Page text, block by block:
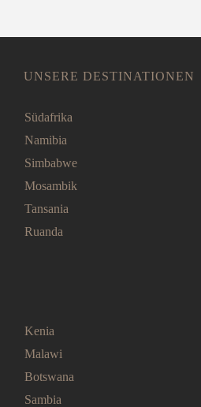
UNSERE DESTINATIONEN
Südafrika
Namibia
Simbabwe
Mosambik
Tansania
Ruanda
Kenia
Malawi
Botswana
Sambia